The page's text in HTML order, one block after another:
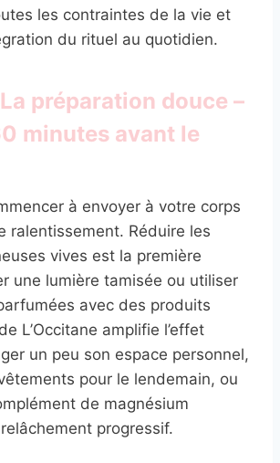
les contraintes de la vie et
du rituel au quotidien.
préparation douce –
minutes avant le
à envoyer à votre corps
ralentissement. Réduire les
vives est la première
une lumière tamisée ou utiliser
avec des produits
L’Occitane amplifie l’effet
un peu son espace personnel,
pour le lendemain, ou
de magnésium
progressif.